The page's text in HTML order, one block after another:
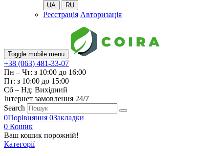
UA RU
Реєстрація Авторизація
Toggle mobile menu
+38 (063) 481-33-07
Пн – Чт: з 10:00 до 16:00
Пт: з 10:00 до 15:00
Сб – Нд: Вихідний
Інтернет замовлення 24/7
Search
0Порівняння 0Закладки
0 Кошик
Ваш кошик порожній!
Категорії